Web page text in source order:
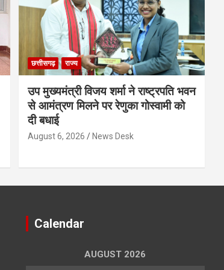
छत्तीसगढ़ राज्य
उप मुख्यमंत्री विजय शर्मा ने राष्ट्रपति भवन
से आमंत्रण मिलने पर रेणुका गोस्वामी को
दी बधाई
August 6, 2026 News Desk
Calendar
AUGUST 2026